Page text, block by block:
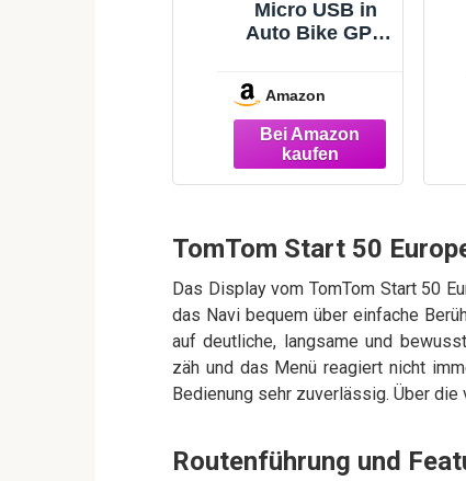
Micro USB in
Auto Bike GPS
Kabel für GPS
TomTom – GO,
GO LIVE, ONE
Series, Pro,
Micro-USB-
Geräte
Amazon
TomTom Start 50
Das Display vom TomTom Start 50
das Navi bequem über einfache
auf deutliche, langsame und
zäh und das Menü reagiert nicht
Bedienung sehr zuverlässig. Über
Routenführung und